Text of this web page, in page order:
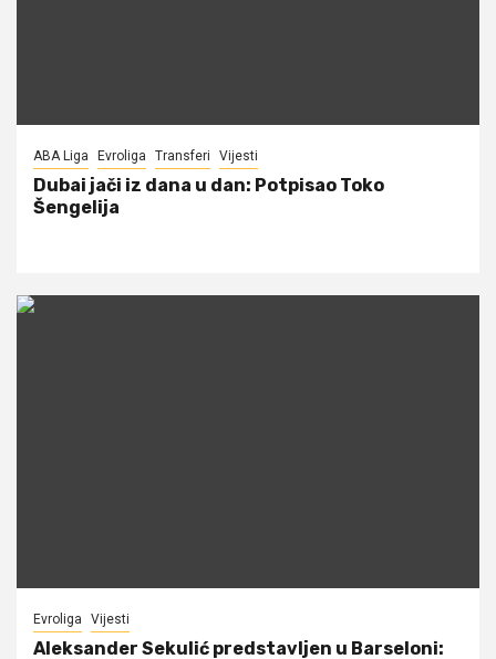
ABA Liga Evroliga Transferi Vijesti
Dubai jači iz dana u dan: Potpisao Toko
Šengelija
Evroliga Vijesti
Aleksander Sekulić predstavljen u Barseloni: